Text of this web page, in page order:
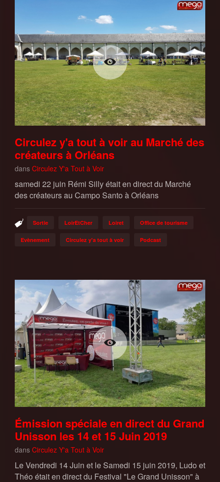
Circulez y'a tout à voir au Marché des
créateurs à Orléans
dans Circulez Y'a Tout à Voir
samedi 22 juin Rémi Silly était en direct du Marché
des créateurs au Campo Santo à Orléans
Sortie LoirEtCher Loiret Office de tourisme
Evènement Circulez y'a tout à voir Podcast
Émission spéciale en direct du Grand
Unisson les 14 et 15 Juin 2019
dans Circulez Y'a Tout à Voir
Le Vendredi 14 Juin et le Samedi 15 juin 2019, Ludo et
Théo était en direct du Festival "Le Grand Unisson" à